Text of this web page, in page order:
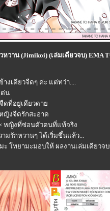
วาน (Jimikoi) (เล่มเดียวจบ) EMA
งเดียวจืดๆ ค่ะ แต่ทว่า....
ด่น
จืดที่อยู่เดียวดา
ญิงจืดรักสะอาด
หญิงที่ซ่อนตัวตนที่แท้จริง
มรักหวานๆ ได้เริ่มขึ้นแล้ว...
ะ โทยามะมอบให้ ผลงานเล่มเดียวจ